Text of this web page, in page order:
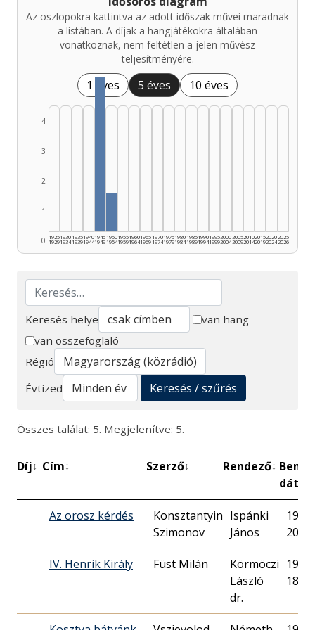
Az oszlopokra kattintva az adott időszak művei maradnak
a listában. A díjak a hangjátékokra általában
vonatkoznak, nem feltétlen a jelen művész
teljesítményére.
1 éves 5 éves 10 éves
0
1
2
3
4
1925
1929
1930
1934
1935
1939
1940
1944
1945
1949
1950
1954
1955
1959
1960
1964
1965
1969
1970
1974
1975
1979
1980
1984
1985
1989
1990
1994
1995
1999
2000
2004
2005
2009
2010
2014
2015
2019
2020
2024
2025
2026
Keresés
Keresés helye
van hang
van összefoglaló
Régió
Évtized
Keresés / szűrés
Összes találat: 5. Megjelenítve: 5.
Díj↕ Cím↕ Szerző↕ Rendező↕
Az orosz kérdés
Konsztantyin
Szimonov
Ispánki
János
20.
IV. Henrik Király Füst Milán
Körmöczi
László
dr.
18.